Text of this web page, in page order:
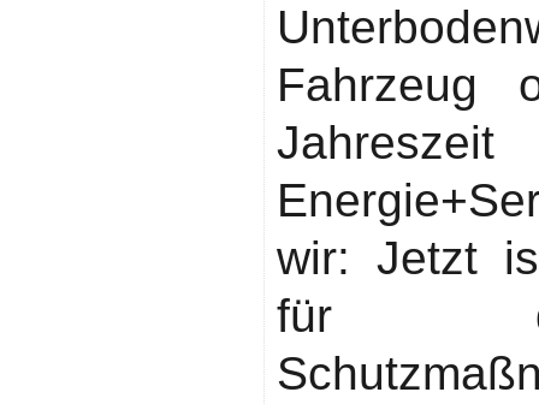
Fahrzeug
wir: Jetzt
für